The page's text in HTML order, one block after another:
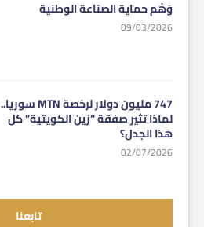
وَهْم حماية الصناعة الوطنية
09/03/2026
747 مليون دولار لرخصة MTN سوريا..
لماذا تثير صفقة “زين الكويتية” كل
هذا الجدل؟
02/07/2026
تابعنا